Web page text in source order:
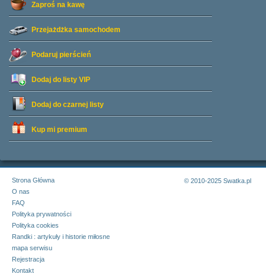
Zaproś na kawę
Przejażdżka samochodem
Podaruj pierścień
Dodaj do listy VIP
Dodaj do czarnej listy
Kup mi premium
Strona Główna
O nas
FAQ
Polityka prywatności
Polityka cookies
Randki : artykuły i historie miłosne
mapa serwisu
Rejestracja
Kontakt
© 2010-2025 Swatka.pl